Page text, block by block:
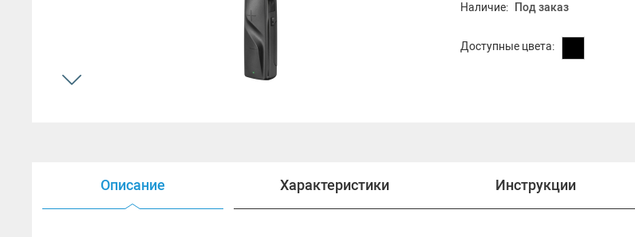
Аксессуары для наушников
Наличие: Под заказ
Доступные цвета:
Описание Характеристики Инструкции